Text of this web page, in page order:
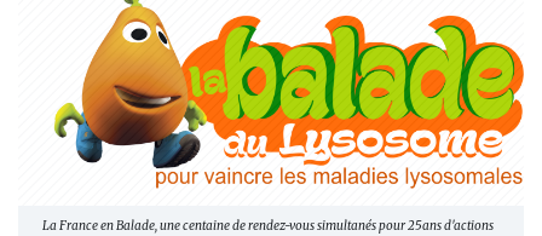
La France en Balade, une centaine de rendez-vous simultanés pour 25ans d'actions